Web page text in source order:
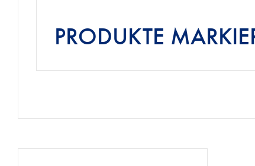
PRODUKTE